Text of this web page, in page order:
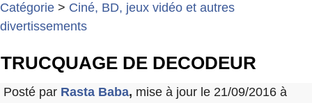
Catégorie > Ciné, BD, jeux vidéo et autres
divertissements
TRUCQUAGE DE DECODEUR
Posté par Rasta Baba, mise à jour le 21/09/2016 à